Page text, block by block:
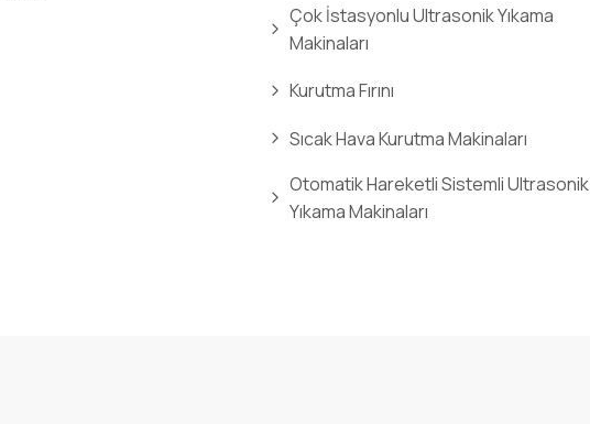
Çok İstasyonlu Ultrasonik Yıkama
Makinaları
Kurutma Fırını
Sıcak Hava Kurutma Makinaları
Otomatik Hareketli Sistemli Ultrasonik
Yıkama Makinaları